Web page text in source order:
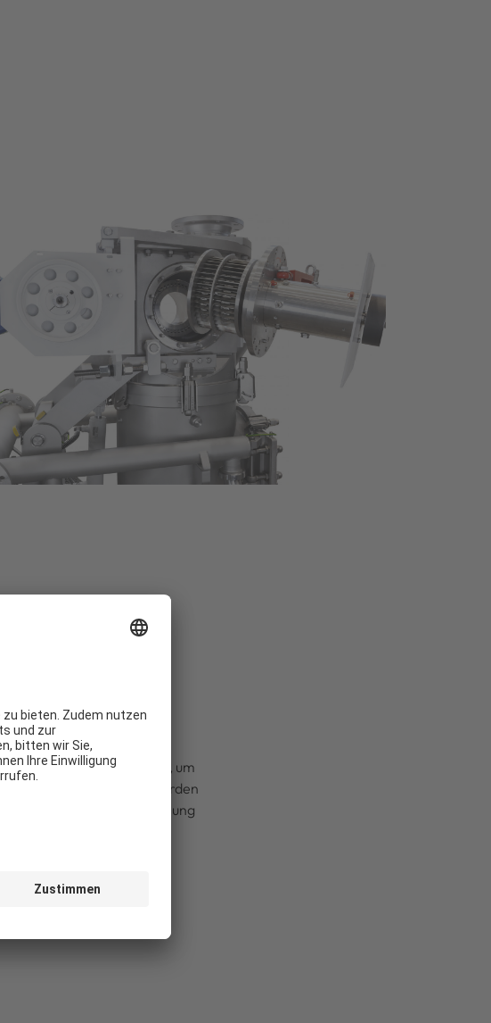
Feinheiten eingesetzt
ist ein
einen dynamischen
eine hohe Strahlbeladung, um
Dazu wurden
eng benachbarte Anordnung
ins Zentrum des
die Stromaufnahme des